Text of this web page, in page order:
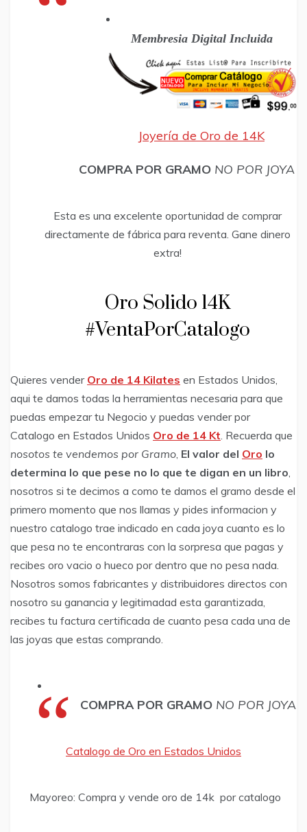
Membresia Digital Incluida
Joyería de Oro de 14K
COMPRA POR GRAMO NO POR JOYA
Esta es una excelente oportunidad de comprar
directamente de fábrica para reventa. Gane dinero
extra!
Oro Solido 14K
#VentaPorCatalogo
Quieres vender Oro de 14 Kilates en Estados Unidos,
aqui te damos todas la herramientas necesaria para que
puedas empezar tu Negocio y puedas vender por
Catalogo en Estados Unidos Oro de 14 Kt . Recuerda que
nosotos te vendemos por Gramo El valor del Oro lo
determina lo que pese no lo que te digan en un libro
nosotros si te decimos a como te damos el gramo desde el
primero momento que nos llamas y pides informacion y
nuestro catalogo trae indicado en cada joya cuanto es lo
que pesa no te encontraras con la sorpresa que pagas y
recibes oro vacio o hueco por dentro que no pesa nada.
Nosotros somos fabricantes y distribuidores directos con
nosotro su ganancia y legitimadad esta garantizada,
recibes tu factura certificada de cuanto pesa cada una de
las joyas que estas comprando.
COMPRA POR GRAMO NO POR JOYA
Catalogo de Oro en Estados Unidos
​Mayoreo: Compra y vende oro de 14k por catalogo